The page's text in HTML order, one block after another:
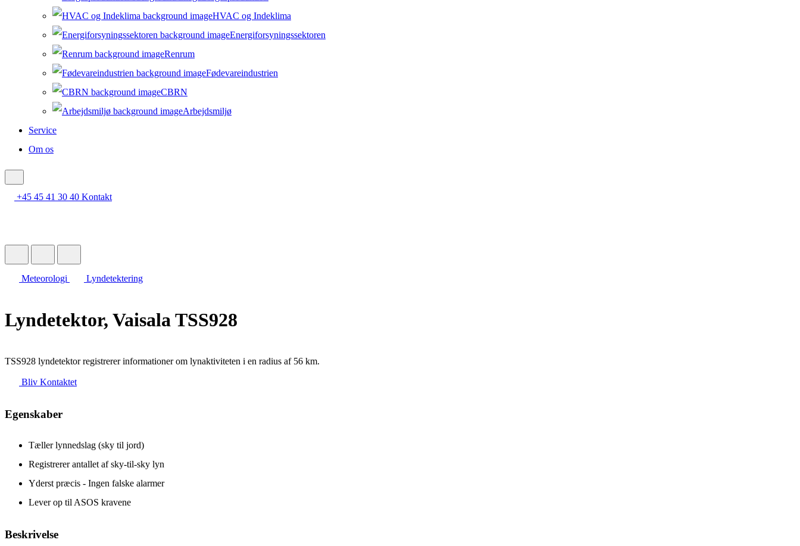
HVAC og Indeklima
Energiforsyningssektoren
Renrum
Fødevareindustrien
CBRN
Arbejdsmiljø
Service
Om os
+45 45 41 30 40 Kontakt
Meteorologi Lyndetektering
Lyndetektor, Vaisala TSS928
TSS928 lyndetektor registrerer informationer om lynaktiviteten i en radius af 56 km.
Bliv Kontaktet
Egenskaber
Tæller lynnedslag (sky til jord)
Registrerer antallet af sky-til-sky lyn
Yderst præcis - Ingen falske alarmer
Lever op til ASOS kravene
Beskrivelse